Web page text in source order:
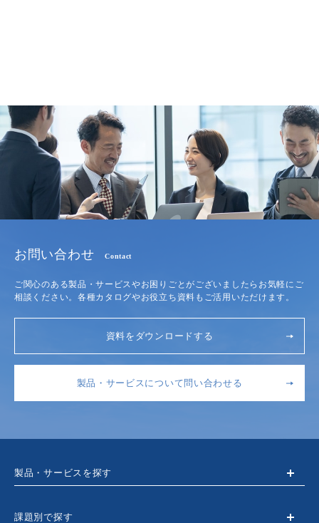
お問い合わせ Contact
ご関心のある製品・サービスやお困りごとがございましたらお気軽にご
相談ください。各種カタログやお役立ち資料もご活用いただけます。
資料をダウンロードする
製品・サービスについて問い合わせる
製品・サービスを探す
課題別で探す